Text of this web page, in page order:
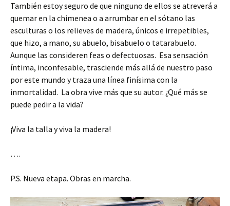
También estoy seguro de que ninguno de ellos se atreverá a
quemar en la chimenea o a arrumbar en el sótano las
esculturas o los relieves de madera, únicos e irrepetibles,
que hizo, a mano, su abuelo, bisabuelo o tatarabuelo.
Aunque las consideren feas o defectuosas. Esa sensación
íntima, inconfesable, trasciende más allá de nuestro paso
por este mundo y traza una línea finísima con la
inmortalidad. La obra vive más que su autor. ¿Qué más se
puede pedir a la vida?
¡Viva la talla y viva la madera!
….
P.S. Nueva etapa. Obras en marcha.